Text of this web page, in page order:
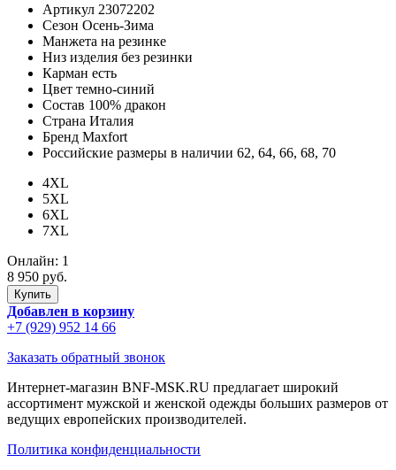
Артикул 23072202
Сезон Осень-Зима
Манжета на резинке
Низ изделия без резинки
Карман есть
Цвет темно-синий
Состав 100% дракон
Страна Италия
Бренд Maxfort
Российские размеры в наличии 62, 64, 66, 68, 70
4XL
5XL
6XL
7XL
Онлайн: 1
8 950 руб.
Добавлен в корзину
+7 (929) 952 14 66
Заказать обратный звонок
Интернет-магазин BNF-MSK.RU предлагает широкий
ассортимент мужской и женской одежды больших размеров от
ведущих европейских производителей.
Политика конфиденциальности